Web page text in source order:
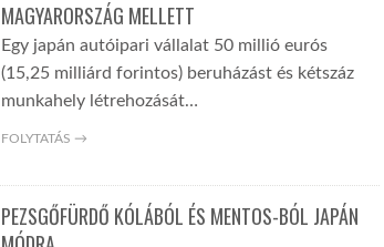
MAGYARORSZÁG MELLETT
Egy japán autóipari vállalat 50 millió eurós
(15,25 milliárd forintos) beruházást és kétszáz
munkahely létrehozását…
FOLYTATÁS →
PEZSGŐFÜRDŐ KÓLÁBÓL ÉS MENTOS-BÓL JAPÁN